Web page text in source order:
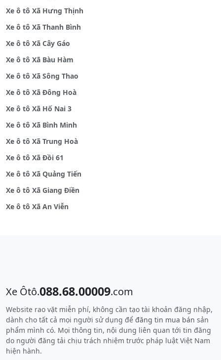
Xe ô tô Xã Hưng Thịnh
Xe ô tô Xã Thanh Bình
Xe ô tô Xã Cây Gáo
Xe ô tô Xã Bàu Hàm
Xe ô tô Xã Sông Thao
Xe ô tô Xã Đông Hoà
Xe ô tô Xã Hố Nai 3
Xe ô tô Xã Bình Minh
Xe ô tô Xã Trung Hoà
Xe ô tô Xã Đồi 61
Xe ô tô Xã Quảng Tiến
Xe ô tô Xã Giang Điền
Xe ô tô Xã An Viễn
Xe Ôtô.088.68.00009.com
Website rao vặt miễn phí, không cần tạo tài khoản đăng nhập,
dành cho tất cả mọi người sử dụng để đăng tin mua bán sản
phẩm mình có. Mọi thông tin, nội dung liên quan tới tin đăng
do người đăng tải chịu trách nhiệm trước pháp luật Việt Nam
hiện hành.